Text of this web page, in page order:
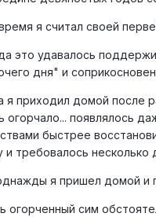
я считал своей
это удавалось
дня" и
я приходил домой после
огорчало... появлялось
быстрее
и требовалось несколько
я пришел домой и
огорченный сим